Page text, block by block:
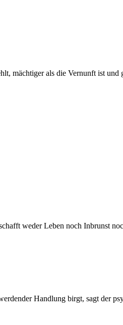
mächtiger als die Vernunft ist und
weder Leben noch Inbrunst
Handlung birgt, sagt der